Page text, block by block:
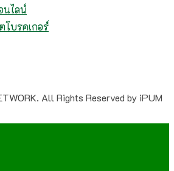
นไลน์
โบรคเกอร์
All Rights Reserved by iPUM